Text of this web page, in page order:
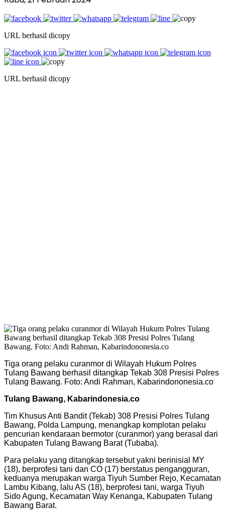
URL berhasil dicopy
URL berhasil dicopy
Tiga orang pelaku curanmor di Wilayah Hukum Polres
Tulang Bawang berhasil ditangkap Tekab 308 Presisi Polres
Tulang Bawang. Foto: Andi Rahman, Kabarindononesia.co
Tulang Bawang, Kabarindonesia.co
Tim Khusus Anti Bandit (Tekab) 308 Presisi Polres Tulang
Bawang, Polda Lampung, menangkap komplotan pelaku
pencurian kendaraan bermotor (curanmor) yang berasal dari
Kabupaten Tulang Bawang Barat (Tubaba).
Para pelaku yang ditangkap tersebut yakni berinisial MY
(18), berprofesi tani dan CO (17) berstatus pengangguran,
keduanya merupakan warga Tiyuh Sumber Rejo, Kecamatan
Lambu Kibang, lalu AS (18), berprofesi tani, warga Tiyuh
Sido Agung, Kecamatan Way Kenanga, Kabupaten Tulang
Bawang Barat.